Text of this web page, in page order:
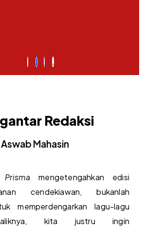
Redaksi
Aswab Mahasin
Prisma mengetengahkan edisi
cendekiawan, bukanlah
memperdengarkan lagu-lagu
kita justru ingin